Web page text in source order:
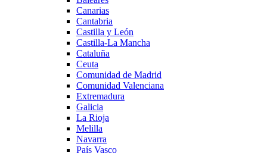
Canarias
Cantabria
Castilla y León
Castilla-La Mancha
Cataluña
Ceuta
Comunidad de Madrid
Comunidad Valenciana
Extremadura
Galicia
La Rioja
Melilla
Navarra
País Vasco